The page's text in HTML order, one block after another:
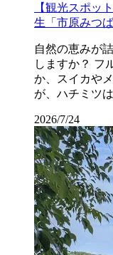
【観光スポッ
生「市原みつば
自然の恵みが
しますか？ フ
か、スイカや
が、ハチミツ
2026/7/24